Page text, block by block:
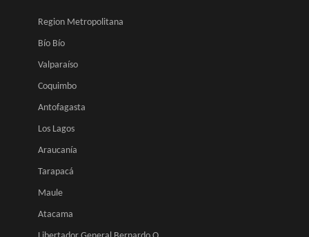
Region Metropolitana
Bío Bío
Valparaíso
Coquimbo
Antofagasta
Los Lagos
Araucanía
Tarapacá
Maule
Atacama